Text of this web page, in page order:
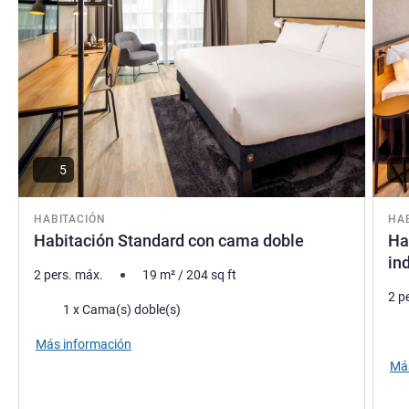
HABITACIÓN
Habitación Standard con cama doble
5
2 pers. máx. 19 m²/204sq ft
Ropa de cama
1 x Cama(s) doble(s)
Más información
2